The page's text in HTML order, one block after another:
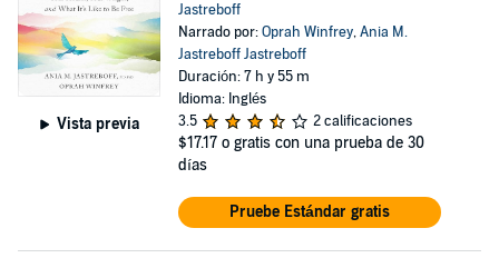
Vista previa
Jastreboff
Narrado por:Oprah Winfrey,Ania M.
Jastreboff Jastreboff
Duración: 7 h y 55 m
Idioma: Inglés
3.5
2 calificaciones
$17.17 o gratis con una prueba de 30
días
Pruebe Estándar gratis